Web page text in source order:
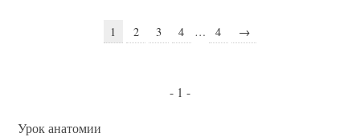
1 2 3 4 … 4 →
- 1 -
Урок анатомии